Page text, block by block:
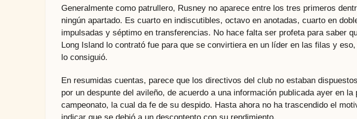
Generalmente como patrullero, Rusney no aparece entre los tres primeros
ningún apartado. Es cuarto en indiscutibles, octavo en anotadas, cuarto en
impulsadas y séptimo en transferencias. No hace falta ser profeta para saber
Long Island lo contrató fue para que se convirtiera en un líder en las filas y
lo consiguió.
En resumidas cuentas, parece que los directivos del club no estaban
por un despunte del avileño, de acuerdo a una información publicada ayer en la
campeonato, la cual da fe de su despido. Hasta ahora no ha trascendido el